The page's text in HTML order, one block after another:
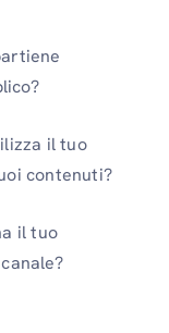
il tuo
contenuti?
il tuo